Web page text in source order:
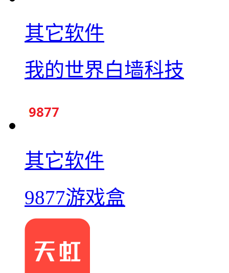
其它软件
我的世界白墙科技
其它软件
9877游戏盒